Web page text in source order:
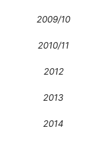
2009/10
2010/11
2012
2013
2014